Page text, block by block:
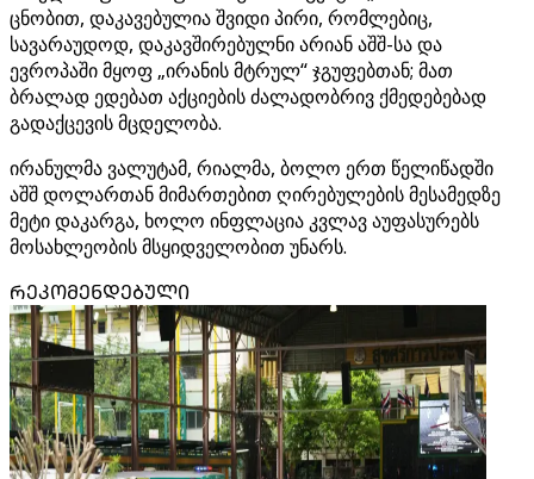
ცნობით, დაკავებულია შვიდი პირი, რომლებიც,
სავარაუდოდ, დაკავშირებულნი არიან აშშ-სა და
ევროპაში მყოფ „ირანის მტრულ“ ჯგუფებთან; მათ
ბრალად ედებათ აქციების ძალადობრივ ქმედებებად
გადაქცევის მცდელობა.
ირანულმა ვალუტამ, რიალმა, ბოლო ერთ წელიწადში
აშშ დოლართან მიმართებით ღირებულების მესამედზე
მეტი დაკარგა, ხოლო ინფლაცია კვლავ აუფასურებს
მოსახლეობის მსყიდველობით უნარს.
ᲠᲔᲙᲝᲛᲔᲜᲓᲔᲑᲣᲚᲘ